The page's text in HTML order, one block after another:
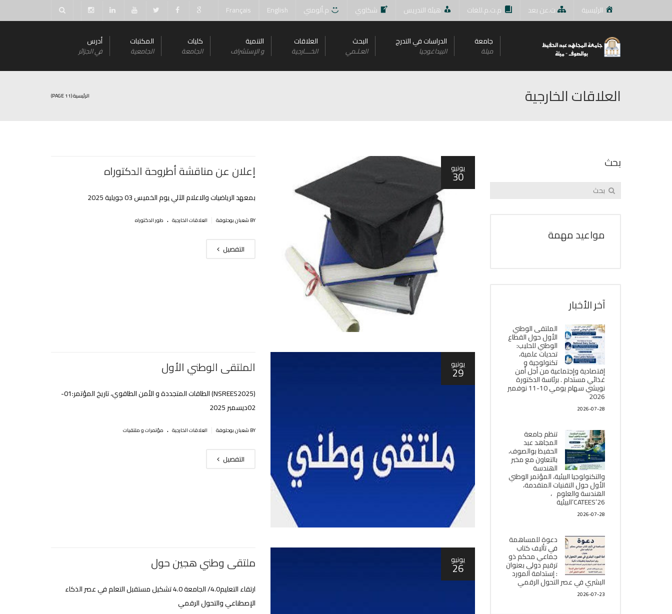
الرئيسية ت.عن بعد م.ت.م.للغات هيئة التدريس شكاوي م.ألومني English
Français
جامعة
ميلة
الدراسات في التدرج
البيداغوجيا
البحث
العـلـمي
العلاقات
الخــــارجية
التنمية
و اﻹستشراف
كليات
الجامعة
المكتبات
الجامعية
أدرس
في الجزائر
العلاقات الخارجية الرئيسية(PAGE 11)
يونيو
30 إعلان عن مناقشة أطروحة الدكتوراه ‎
بمعهد الرياضيات والاعلام الآلي يوم الخميس 03 جويلية 2025
BY شعبان بوحلوفة العلاقات الخارجية . طور الدكتوراه
التفصيل
يونيو
29 الملتقى الوطني الأول
(NSREES2025) الطاقات المتجددة و الأمن الطاقوي، تاريخ المؤتمر:01-
02ديسمبر 2025
BY شعبان بوحلوفة العلاقات الخارجية . مؤتمرات و ملتقيات
التفصيل
يونيو
26 ملتقى وطني هجين حول
ارتقاء التعليم4.0/ الجامعة 4.0 تشكيل مستقبل التعلم في عصر الذكاء
الإصطناعي والتحول الرقمي
بحث
مواعيد مهمة
آخر الأخبار
الملتقى الوطني
الأول حول القطاع
الوطني للحليب:
تحديات علمية،
تكنولوجية و
إقتصادية وإجتماعية من أجل أمن
غذائي مستدام . برئاسة الدكتورة
نويشي سهام يومي 10-11 نوفمبر
2026
2026-07-28
تنظم جامعة
المجاهد عبد
الحفيظ بوالصوف،
بالتعاون مع مخبر
الھندسة
والتكنولوجيا البیئیة، المؤتمر الوطني
الأول حول التقنيات المتقدمة،
الھندسة والعلوم ،
CATEES’26’البیئية
2026-07-28
دعوة للمساهمة
في تأليف كتاب
جماعي محكم ذو
ترقيم دولي بعنوان
: إستدامة المورد
البشري في عصر التحول الرقمي
2026-07-23